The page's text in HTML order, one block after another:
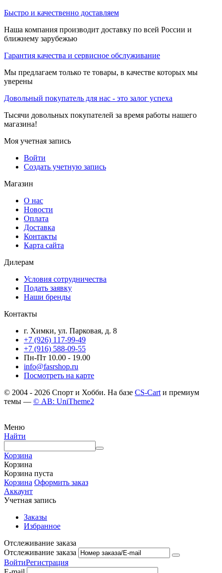
Быстро и качественно доставляем
Наша компания производит доставку по всей России и
ближнему зарубежью
Гарантия качества и сервисное обслуживание
Мы предлагаем только те товары, в качестве которых мы
уверены
Довольный покупатель для нас - это залог успеха
Тысячи довольных покупателей за время работы нашего
магазина!
Моя учетная запись
Войти
Создать учетную запись
Магазин
О нас
Новости
Оплата
Доставка
Контакты
Карта сайта
Дилерам
Условия сотрудничества
Подать заявку
Наши бренды
Контакты
г. Химки, ул. Парковая, д. 8
+7 (926) 117-99-49
+7 (916) 588-09-55
Пн-Пт 10.00 - 19.00
info@fasrshop.ru
Посмотреть на карте
© 2004 - 2026 Спорт и Хобби. На базе CS-Cart и премиум
темы — © AB: UniTheme2
Меню
Найти
Корзина
Корзина
Корзина пуста
Корзина Оформить заказ
Аккаунт
Учетная запись
Заказы
Избранное
Отслеживание заказа
Отслеживание заказа
ВойтиРегистрация